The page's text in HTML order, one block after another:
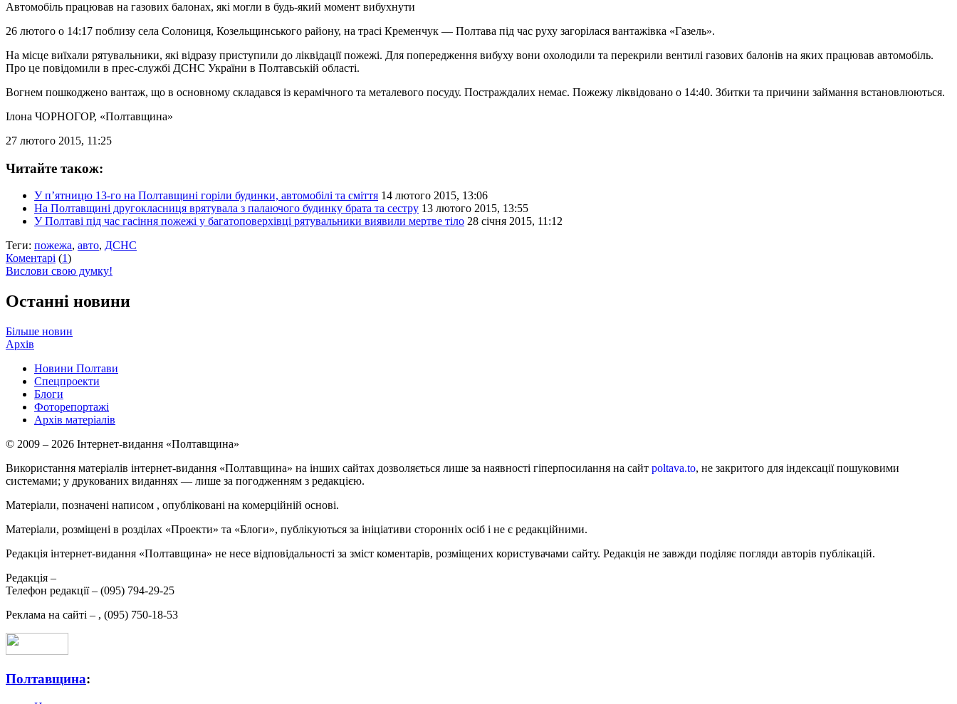
Автомобіль працював на газових балонах, які могли в будь-який момент вибухнути
26 лютого о 14:17 поблизу села Солониця, Козельщинського району, на трасі Кременчук — Полтава під час руху загорілася вантажівка «Газель».
На місце виїхали рятувальники, які відразу приступили до ліквідації пожежі. Для попередження вибуху вони охолодили та перекрили вентилі газових балонів на яких працював автомобіль.
Про це повідомили в прес-службі ДСНС України в Полтавській області.
Вогнем пошкоджено вантаж, що в основному складався із керамічного та металевого посуду. Постраждалих немає. Пожежу ліквідовано о 14:40. Збитки та причини займання встановлюються.
Ілона ЧОРНОГОР, «Полтавщина»
27 лютого 2015, 11:25
Читайте також:
У п’ятницю 13-го на Полтавщині горіли будинки, автомобілі та сміття 14 лютого 2015, 13:06
На Полтавщині другокласниця врятувала з палаючого будинку брата та сестру 13 лютого 2015, 13:55
У Полтаві під час гасіння пожежі у багатоповерхівці рятувальники виявили мертве тіло 28 січня 2015, 11:12
Теги: пожежа, авто, ДСНС
Коментарі (1)
Вислови свою думку!
Останні новини
Більше новин
Архів
Новини Полтави
Спецпроекти
Блоги
Фоторепортажі
Архів матеріалів
© 2009 – 2026 Інтернет-видання «Полтавщина»
Використання матеріалів інтернет-видання «Полтавщина» на інших сайтах дозволяється лише за наявності гіперпосилання на сайт poltava.to, не закритого для індексації пошуковими
системами; у друкованих виданнях — лише за погодженням з редакцією.
Матеріали, позначені написом , опубліковані на комерційній основі.
Матеріали, розміщені в розділах «Проекти» та «Блоги», публікуються за ініціативи сторонніх осіб і не є редакційними.
Редакція інтернет-видання «Полтавщина» не несе відповідальності за зміст коментарів, розміщених користувачами сайту. Редакція не завжди поділяє погляди авторів публікацій.
Редакція –
Телефон редакції – (095) 794-29-25
Реклама на сайті – , (095) 750-18-53
Полтавщина: